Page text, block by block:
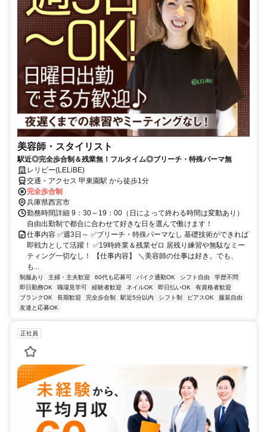
美容師・スタイリスト
駅近◎完全歩合制＆残業無！フルタイム◎ブリーチ・特殊パーマ無
レリビー(LELiBE)
交通・アクセス 甲東園駅 から徒歩1分
完全歩合制
兵庫県西宮市
勤務時間詳細 9：30～19：00（日によって終わる時間は変動あり）
自由出勤制で都合に合わせて好きな日を選んで働けます！
仕事内容 ✅週3日～ ✅ブリーチ・特殊パーマなし 基礎技術ができれば
即戦力として活躍！ ✅19時終業＆残業ゼロ 居残り練習や無駄なミー
ティング一切なし！ 【仕事内容】 ＼美容師の仕事は好き。でも、
も...
制服あり 主婦・主夫歓迎 60代も応募可 バイク通勤OK シフト自由
学歴不問
即日勤務OK
職場見学可 経験者歓迎 ネイルOK 即日払いOK
有資格者歓迎
ブランクOK
長期歓迎 完全歩合制 駅近5分以内 シフト制 ピアスOK
服装自由
友達と応募OK
正社員